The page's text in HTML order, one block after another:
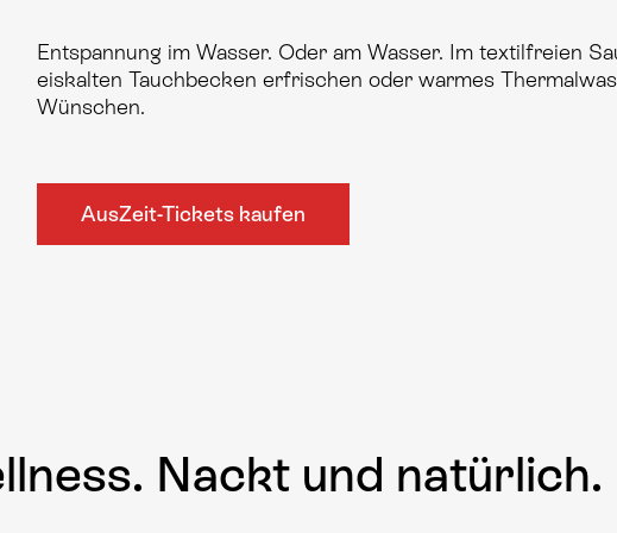
Entspannung im Wasser. Oder am Wasser. Im textilfreien
eiskalten Tauchbecken erfrischen oder warmes
Wünschen.
AusZeit-Tickets kaufen
Nackt und natürlich.